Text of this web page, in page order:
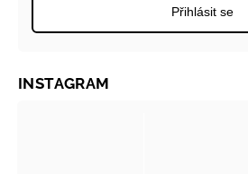
Přihlásit se
INSTAGRAM